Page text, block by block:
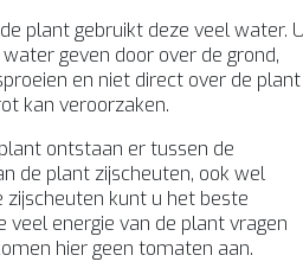
plant gebruikt deze veel water.
geven door over de grond,
en niet direct over de plant
kan veroorzaken.
ontstaan er tussen de
de plant zijscheuten, ook wel
zijscheuten kunt u het beste
energie van de plant vragen
hier geen tomaten aan.